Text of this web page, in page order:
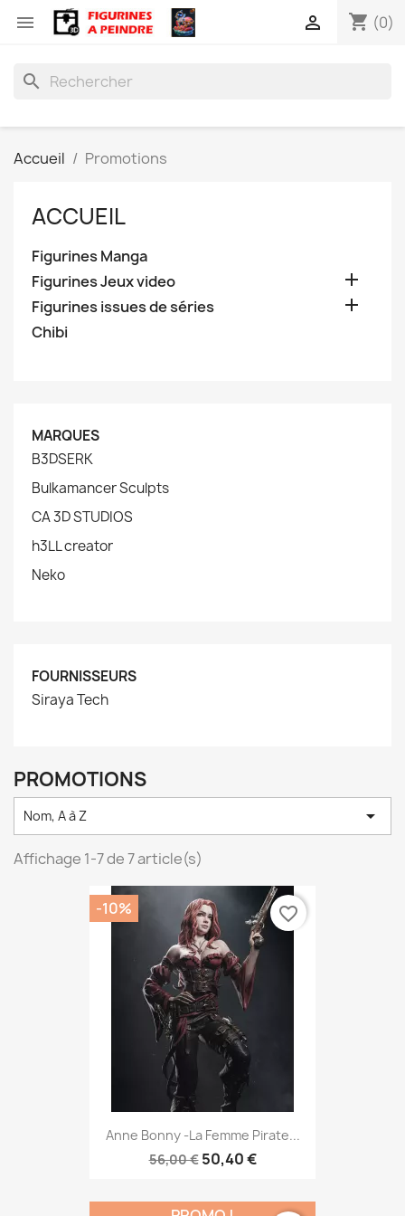
 shopping_cart (0)

search
Accueil Promotions
ACCUEIL
Figurines Manga
Figurines Jeux video

Figurines issues de séries 
Chibi
MARQUES
B3DSERK
Bulkamancer Sculpts
CA 3D STUDIOS
h3LL creator
Neko
FOURNISSEURS
Siraya Tech
PROMOTIONS
Nom, A à Z 
Affichage 1-7 de 7 article(s)
Anne Bonny -La Femme Pirate...
56,00 € 50,40 €
-10% favorite_border